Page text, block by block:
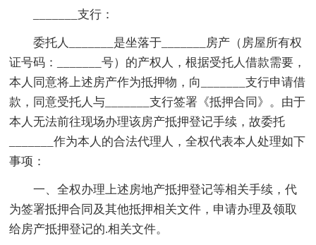
_______支行：
委托人_______是坐落于_______房产（房屋所有权
证号码：_______号）的产权人，根据受托人借款需要，
本人同意将上述房产作为抵押物，向_______支行申请借
款，同意受托人与_______支行签署《抵押合同》。由于
本人无法前往现场办理该房产抵押登记手续，故委托
_______作为本人的合法代理人，全权代表本人处理如下
事项：
一、全权办理上述房地产抵押登记等相关手续，代
为签署抵押合同及其他抵押相关文件，申请办理及领取
给房产抵押登记的.相关文件。